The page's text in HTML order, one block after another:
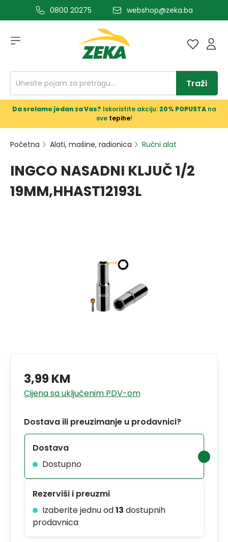
glavni sadržaj0800 20275 webshop@zeka.ba
Traži
Da srolamo jedan za Vas? Iskoristite akciju: 20% POPUSTAna
sve tepihe!
Početna Alati, mašine, radionica Ručni alat
INGCO NASADNI KLJUČ 1/2
19MM,HHAST12193L
3,99 KM
Cijena sa uključenim PDV-om
Dostava ili preuzimanje u prodavnici?
Dostava
Dostupno
Rezerviši i preuzmi
Izaberite jednu od13 dostupnih
prodavnica